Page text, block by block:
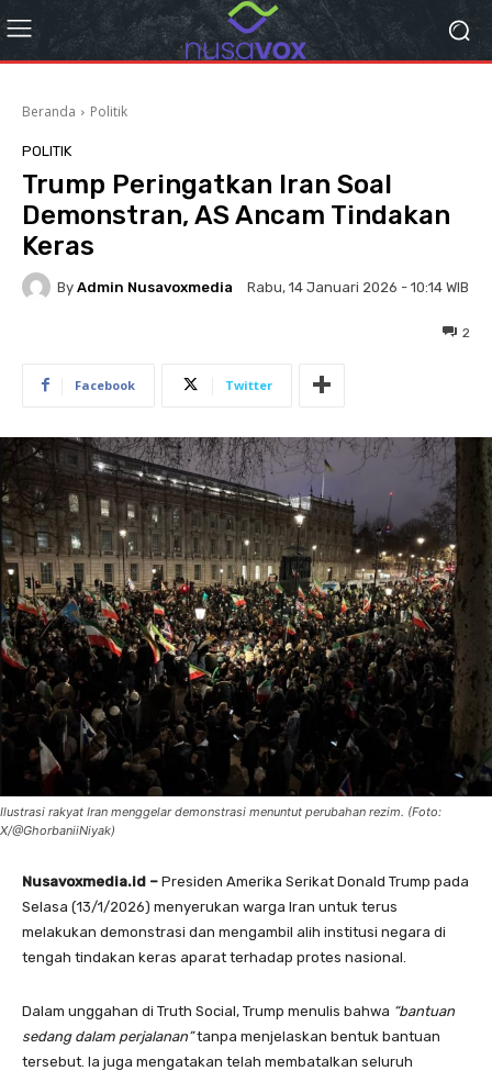
Beranda Politik
POLITIK
Trump Peringatkan Iran Soal
Demonstran, AS Ancam Tindakan
Keras
By Admin Nusavoxmedia Rabu, 14 Januari 2026 - 10:14 WIB
2
Facebook Twitter
Ilustrasi rakyat Iran menggelar demonstrasi menuntut perubahan rezim. (Foto:
X/@GhorbaniiNiyak)
Nusavoxmedia.id – Presiden Amerika Serikat Donald Trump pada
Selasa (13/1/2026) menyerukan warga Iran untuk terus
melakukan demonstrasi dan mengambil alih institusi negara di
tengah tindakan keras aparat terhadap protes nasional.
Dalam unggahan di Truth Social, Trump menulis bahwa “bantuan
sedang dalam perjalanan”tanpa menjelaskan bentuk bantuan
tersebut. Ia juga mengatakan telah membatalkan seluruh